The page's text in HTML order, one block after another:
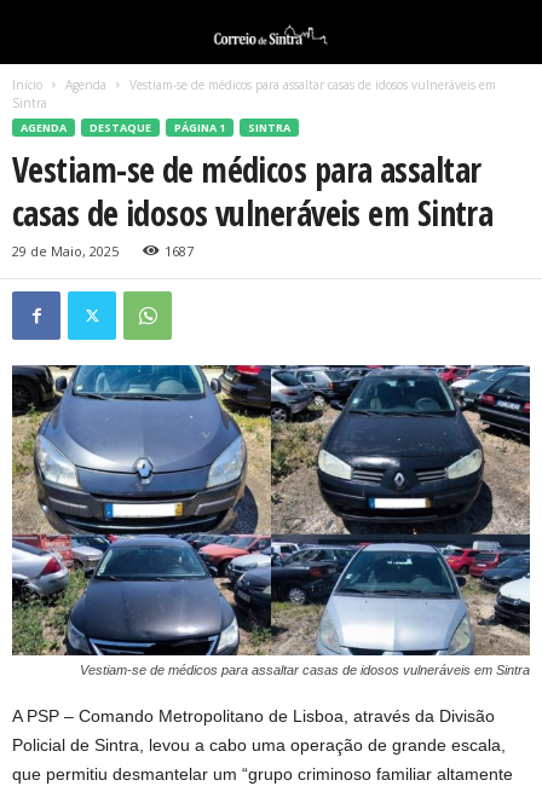
Início Agenda
Vestiam-se de médicos para assaltar casas de idosos vulneráveis em
Sintra
AGENDA DESTAQUE PÁGINA 1 SINTRA
Vestiam-se de médicos para assaltar
casas de idosos vulneráveis em Sintra
29 de Maio, 2025 1687
Vestiam-se de médicos para assaltar casas de idosos vulneráveis em Sintra
A PSP – Comando Metropolitano de Lisboa, através da Divisão
Policial de Sintra, levou a cabo uma operação de grande escala,
que permitiu desmantelar um “grupo criminoso familiar altamente